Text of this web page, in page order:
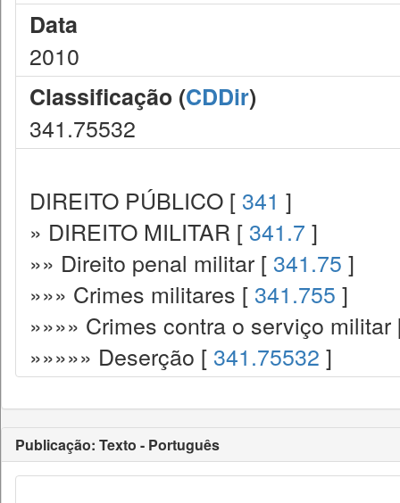
Data
2010
Classificação (CDDir)
341.75532
DIREITO PÚBLICO [ 341 ]
» DIREITO MILITAR [ 341.7 ]
»» Direito penal militar [ 341.75 ]
»»» Crimes militares [ 341.755 ]
»»»» Crimes contra o serviço
»»»»» Deserção [ 341.75532 ]
Publicação: Texto - Português